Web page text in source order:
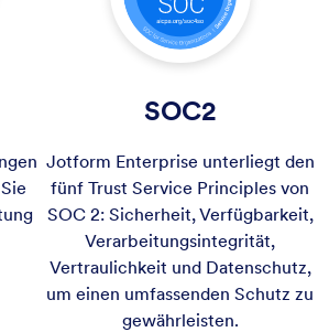
SOC2
Jotform Enterprise unterliegt den
fünf Trust Service Principles von
SOC 2: Sicherheit, Verfügbarkeit,
Verarbeitungsintegrität,
Vertraulichkeit und Datenschutz,
um einen umfassenden Schutz zu
gewährleisten.